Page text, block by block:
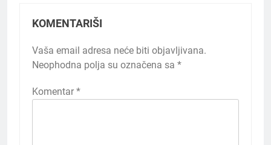
KOMENTARIŠI
Vaša email adresa neće biti objavljivana.
Neophodna polja su označena sa *
Komentar *